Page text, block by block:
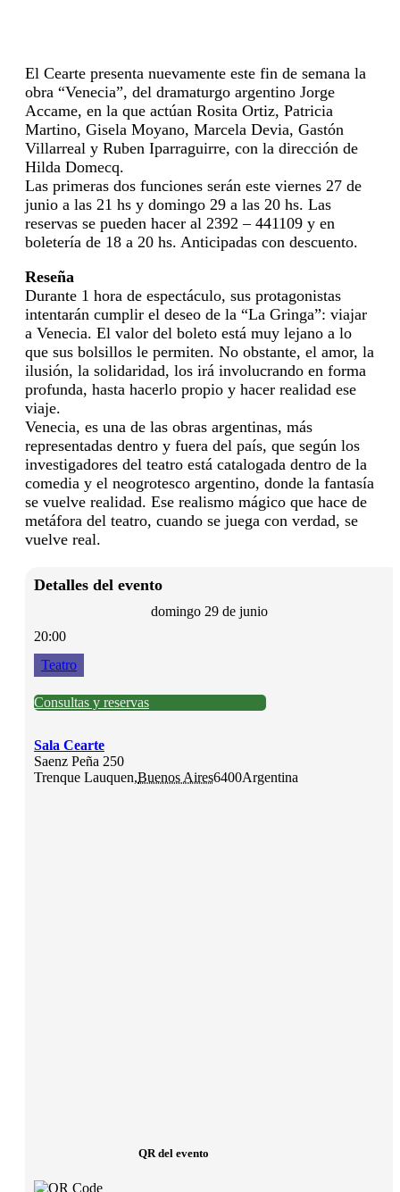
El Cearte presenta nuevamente este fin de semana la
obra “Venecia”, del dramaturgo argentino Jorge
Accame, en la que actúan Rosita Ortiz, Patricia
Martino, Gisela Moyano, Marcela Devia, Gastón
Villarreal y Ruben Iparraguirre, con la dirección de
Hilda Domecq.
Las primeras dos funciones serán este viernes 27 de
junio a las 21 hs y domingo 29 a las 20 hs. Las
reservas se pueden hacer al 2392 – 441109 y en
boletería de 18 a 20 hs. Anticipadas con descuento.
Reseña
Durante 1 hora de espectáculo, sus protagonistas
intentarán cumplir el deseo de la “La Gringa”: viajar
a Venecia. El valor del boleto está muy lejano a lo
que sus bolsillos le permiten. No obstante, el amor, la
ilusión, la solidaridad, los irá involucrando en forma
profunda, hasta hacerlo propio y hacer realidad ese
viaje.
Venecia, es una de las obras argentinas, más
representadas dentro y fuera del país, que según los
investigadores del teatro está catalogada dentro de la
comedia y el neogrotesco argentino, donde la fantasía
se vuelve realidad. Ese realismo mágico que hace de
metáfora del teatro, cuando se juega con verdad, se
vuelve real.
Detalles del evento
domingo 29 de junio
20:00
Teatro
Consultas y reservas
Sala Cearte
Saenz Peña 250
Trenque Lauquen,Buenos Aires6400Argentina
QR del evento